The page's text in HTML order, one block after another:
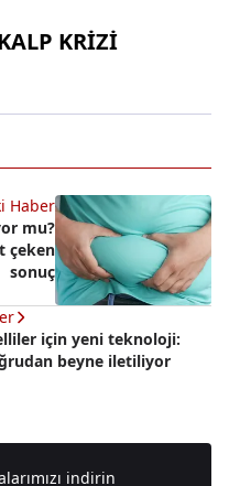
KRİZİ
Haber
mu?
çeken
sonuç
için yeni teknoloji:
beyne iletiliyor
indirin